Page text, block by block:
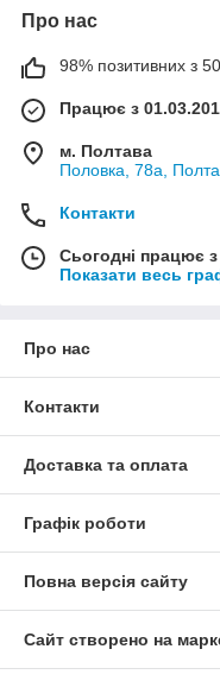
Про нас
98% позитивних з
Працює з
м. Полтава
Половка, 78а,
Контакти
Сьогодні працює
Показати весь
Про нас
Контакти
Доставка та оплата
Графік роботи
Повна версія сайту
Сайт створено на